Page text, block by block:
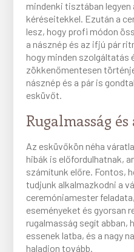
mindenki tisztában legyen
kéréseitekkel. Ezután a
lesz, hogy profi módon
a násznép és az ifjú pár
hogy minden szolgáltatás
zökkenőmentesen
násznép és a pár is
esküvőt.
Rugalmasság
Az esküvőkön néha
hibák is előfordulhatnak,
számítunk előre. Fontos,
tudjunk alkalmazkodni a
ceremóniamester
eseményeket és gyorsan
rugalmasság segít abban,
essenek latba, és a nagy
haladjon tovább.